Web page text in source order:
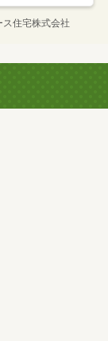
住宅株式会社